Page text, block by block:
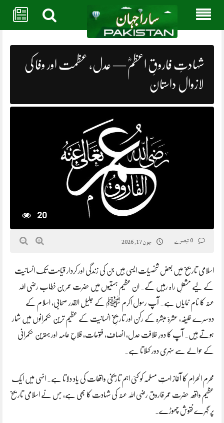
شہادتِ فاروقِ اعظمؓ — عدل، عظمت اور وفا کی
لازوال داستان
20
جون 17, 2026
اسلامی تاریخ میں بعض شخصیات ایسی ہیں جن کی زندگی اور کردار قیامت تک انسانیت
کے لیے مشعلِ راہ رہیں گے۔ ان عظیم ہستیوں میں حضرت عمر بن خطاب رضی اللہ
عنہ کا نام نمایاں ہے۔ آپ رسول اکرم ﷺ کے جلیل القدر صحابی، اسلام کے
دوسرے خلیفہ، عشرۂ مبشرہ کے رکن اور تاریخِ انسانیت کے عظیم ترین حکمرانوں میں شمار
ہوتے ہیں۔ آپ کا دورِ خلافت عدل، انصاف، فتوحات، فلاحِ عامہ اور بہترین حکمرانی
کے حوالے سے سنہری دور کہلاتا ہے۔
محرم الحرام کا آغاز امتِ مسلمہ کو کئی اہم تاریخی واقعات کی یاد دلاتا ہے۔ انہی میں ایک
عظیم واقعہ حضرت عمر فاروق رضی اللہ عنہ کی شہادت کا بھی ہے، جس نے اسلامی تاریخ
پر گہرے نقوش چھوڑے۔